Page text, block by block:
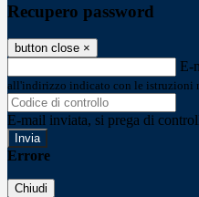
Recupero password
button close ×
E-
all'indirizzo indicato con le istruzioni
E-mail inviata, si prega di
Errore
Chiudi